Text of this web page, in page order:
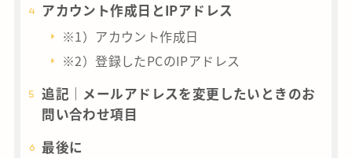
アカウント作成日とIPアドレス
※1）アカウント作成日
※2）登録したPCのIPアドレス
追記｜メールアドレスを変更したいときのお
問い合わせ項目
最後に